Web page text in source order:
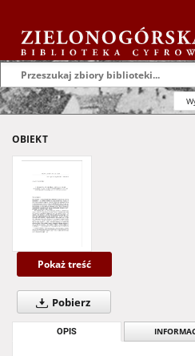
OBIEKT
Pokaż treść
Pobierz
OPIS